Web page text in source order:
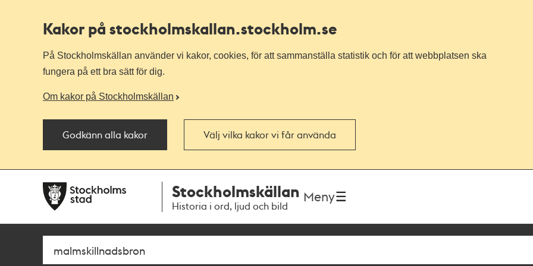
Kakor på stockholmskallan.stockholm.se
På Stockholmskällan använder vi kakor, cookies, för att sammanställa statistik och för att webbplatsen ska
fungera på ett bra sätt för dig.
Om kakor på Stockholmskällan
Godkänn alla kakor Välj vilka kakor vi får använda
navigationen
huvudinnehållet
Stockholmskällan
Historia i ord, ljud och bild
Meny
Sök